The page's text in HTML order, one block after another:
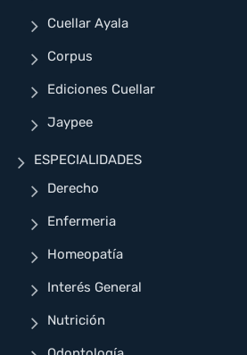
Cuellar Ayala
Corpus
Ediciones Cuellar
Jaypee
ESPECIALIDADES
Derecho
Enfermeria
Homeopatía
Interés General
Nutrición